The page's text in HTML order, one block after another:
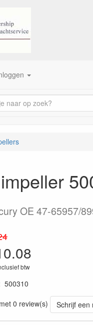
OE 47-65957/
btw
500310
0 review(s)
Schrijf een